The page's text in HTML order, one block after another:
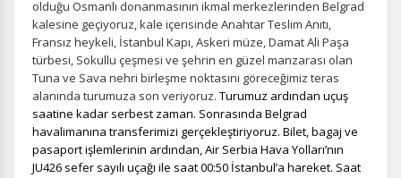
olduğu Osmanlı donanmasının ikmal merkezlerinden Belgrad
kalesine geçiyoruz, kale içerisinde Anahtar Teslim Anıtı,
Fransız heykeli, İstanbul Kapı, Askeri müze, Damat Ali Paşa
türbesi, Sokullu çeşmesi ve şehrin en güzel manzarası olan
Tuna ve Sava nehri birleşme noktasını göreceğimiz teras
alanında turumuza son veriyoruz. Turumuz ardından uçuş
saatine kadar serbest zaman. Sonrasında Belgrad
havalimanına transferimizi gerçekleştiriyoruz. Bilet, bagaj ve
pasaport işlemlerinin ardından, Air Serbia Hava Yolları’nın
JU426 sefer sayılı uçağı ile saat 00:50 İstanbul’a hareket. Saat